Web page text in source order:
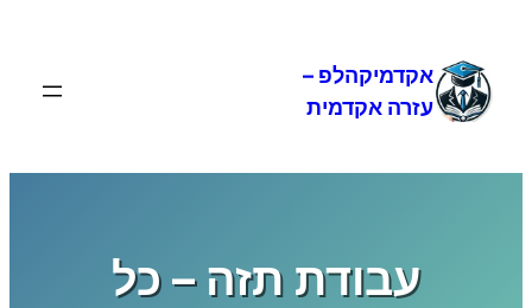
אקדמיקהלפ –
עזרה אקדמית
עבודת תזה – כל